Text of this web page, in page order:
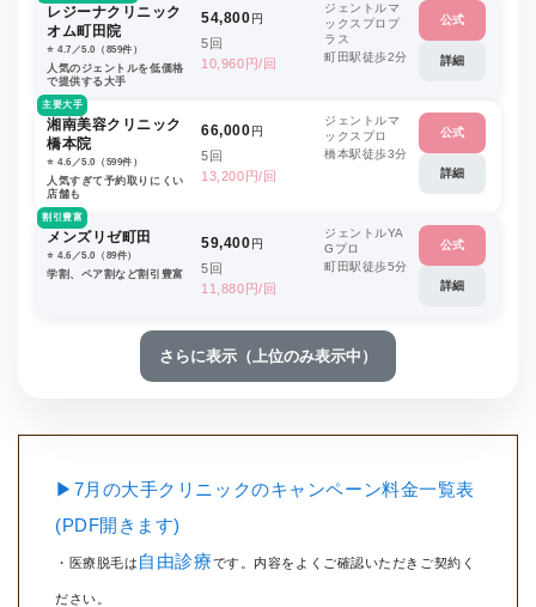
レジーナクリニック
オム町田院
⭐️ 4.7／5.0（859件）
人気のジェントルを低価格
で提供する大手
54,800円
5回
10,960円/回
ジェントルマ
ックスプロプ
ラス
町田駅徒歩2分
公式
詳細
主要大手
湘南美容クリニック
橋本院
⭐️ 4.6／5.0（599件）
人気すぎて予約取りにくい
店舗も
66,000円
5回
13,200円/回
ジェントルマ
ックスプロ
橋本駅徒歩3分
公式
詳細
割引豊富
メンズリゼ町田
⭐️ 4.6／5.0（89件）
学割、ペア割など割引豊富
59,400円
5回
11,880円/回
ジェントルYA
Gプロ
町田駅徒歩5分
公式
詳細
さらに表示（上位のみ表示中）
▶7月の大手クリニックのキャンペーン料金一覧表
(PDF開きます)
・医療脱毛は 自由診療です。内容をよくご確認いただきご契約く
ださい。